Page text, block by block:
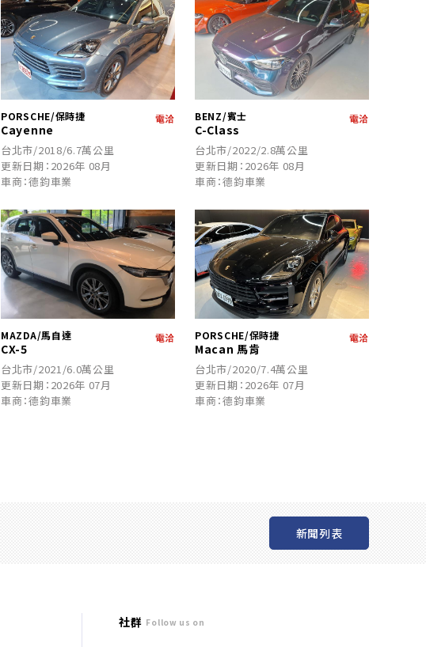
PORSCHE/保時捷
Cayenne
電洽
台北市/2018/6.7萬公里
更新日期：2026年 08月
車商：德鈞車業
BENZ/賓士
C-Class
電洽
台北市/2022/2.8萬公里
更新日期：2026年 08月
車商：德鈞車業
MAZDA/馬自達
CX-5
電洽
台北市/2021/6.0萬公里
更新日期：2026年 07月
車商：德鈞車業
PORSCHE/保時捷
Macan 馬肯
電洽
台北市/2020/7.4萬公里
更新日期：2026年 07月
車商：德鈞車業
新聞列表
社群 Follow us on